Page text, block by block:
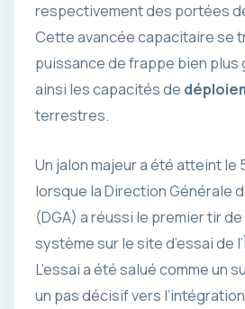
respectivement des portées
Cette avancée capacitaire se
puissance de frappe bien
ainsi les capacités de
terrestres.
Un jalon majeur a été atteint le
lorsque la Direction Générale
(DGA) a réussi le premier tir
système sur le site d’essai de
L’essai a été salué comme un
un pas décisif vers